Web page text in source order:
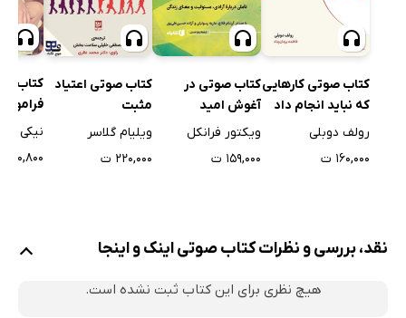
کتاب صوتی کارهایی
که نباید انجام داد
رولف دوبلی
۱۶۰,۰۰۰ ت
کتاب صوتی در
آغوش امید
ویکتور فرانکل
۱۵۹,۰۰۰ ت
کتاب صوتی اعتیاد
مثبت
ویلیام گلاسر
۲۲۰,۰۰۰ ت
کتاب
شکست
نیکی
۶۰,۸۰۰ ت
نقد، بررسی و نظرات کتاب صوتی اینک و اینجا
هیچ نظری برای این کتاب ثبت نشده است.